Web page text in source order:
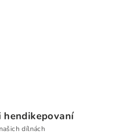
hendikepovaní
dílnách